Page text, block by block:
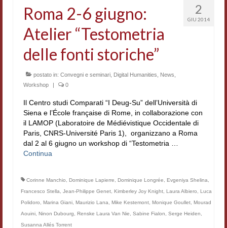
Cultura medioevale
Scrittori Latini dell’Europa Medievale
Corpus Rhythmorum Musicum
Comparatistica
Semicerchio
Filologia digitale
Corpus Rhythmorum Musicum
Lo studium aretino del ‘200
2
GIU 2014
Roma 2-6 giugno:
Atelier “Testometria
delle fonti storiche”
postato in: Convegni e seminari Digital Humanities News
Workshop
| 0
Il Centro studi Comparati “I Deug-Su” dell’Università di
Siena e l’École française di Rome, in collaborazione con
il LAMOP (Laboratoire de Médiévistique Occidentale di
Paris, CNRS-Université Paris 1), organizzano a Roma
dal 2 al 6 giugno un workshop di “Testometria …
Continua
Corinne Manchio Dominique Lapierre Dominique Longrée Evgeniya Shelina
Francesco Stella
Jean-Philippe Genet Kimberley Joy Knight Laura Albiero
Luca
Polidoro
Marina Giani Maurizio Lana Mike Kestemont Monique Goullet Mourad
Aouini Ninon Dubourg Renske Laura Van Nie Sabine Fialon Serge Heiden
Susanna Allés Torrent